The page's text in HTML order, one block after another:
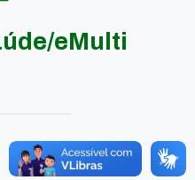
eMulti